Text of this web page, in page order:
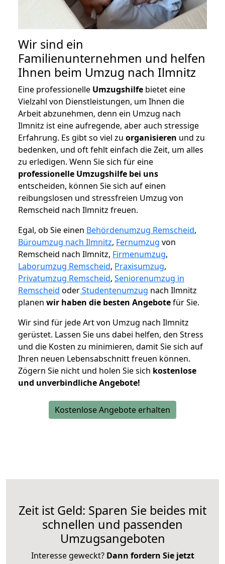
Wir sind ein
Familienunternehmen und helfen
Ihnen beim Umzug nach Ilmnitz
Eine professionelle Umzugshilfe bietet eine
Vielzahl von Dienstleistungen, um Ihnen die
Arbeit abzunehmen, denn ein Umzug nach
Ilmnitz ist eine aufregende, aber auch stressige
Erfahrung. Es gibt so viel zu organisieren und zu
bedenken, und oft fehlt einfach die Zeit, um alles
zu erledigen. Wenn Sie sich für eine
professionelle Umzugshilfe bei uns
entscheiden, können Sie sich auf einen
reibungslosen und stressfreien Umzug von
Remscheid nach Ilmnitz freuen.
Egal, ob Sie einen Behördenumzug Remscheid,
Büroumzug nach Ilmnitz, Fernumzug von
Remscheid nach Ilmnitz, Firmenumzug,
Laborumzug Remscheid, Praxisumzug,
Privatumzug Remscheid, Seniorenumzug in
Remscheid oderStudentenumzug nach Ilmnitz
planen wir haben die besten Angebotefür Sie.
Wir sind für jede Art von Umzug nach Ilmnitz
gerüstet. Lassen Sie uns dabei helfen, den Stress
und die Kosten zu minimieren, damit Sie sich auf
Ihren neuen Lebensabschnitt freuen können.
Zögern Sie nicht und holen Sie sich kostenlose
und unverbindliche Angebote!
Kostenlose Angebote erhalten
Zeit ist Geld: Sparen Sie beides mit
schnellen und passenden
Umzugsangeboten
Interesse geweckt? Dann fordern Sie jetzt